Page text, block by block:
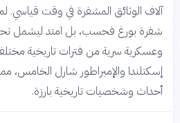
آلاف الوثائق المشفرة في وقت قياسي.
شفرة بورغ فحسب، بل امتد ليشمل
وعسكرية سرية من فترات تاريخية
إسكتلندا والإمبراطور شارل الخامس،
أحداث وشخصيات تاريخية بارزة.